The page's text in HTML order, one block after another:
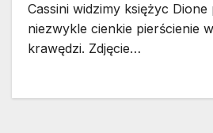
Cassini widzimy księżyc
niezwykle cienkie pierścienie
krawędzi. Zdjęcie…